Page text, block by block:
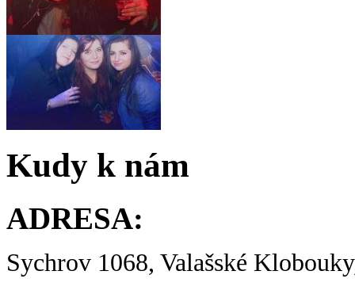
Kudy k nám
ADRESA:
Sychrov 1068, Valašské